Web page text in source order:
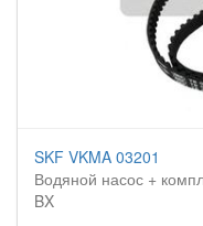
SKF VKMA 03201
Водяной насос +
BX